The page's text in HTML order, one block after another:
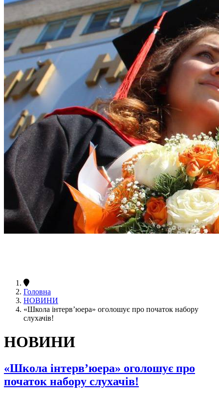
Головна
НОВИНИ
«Школа інтерв’юера» оголошує про початок набору
слухачів!
НОВИНИ
«Школа інтерв’юера» оголошує про
початок набору слухачів!